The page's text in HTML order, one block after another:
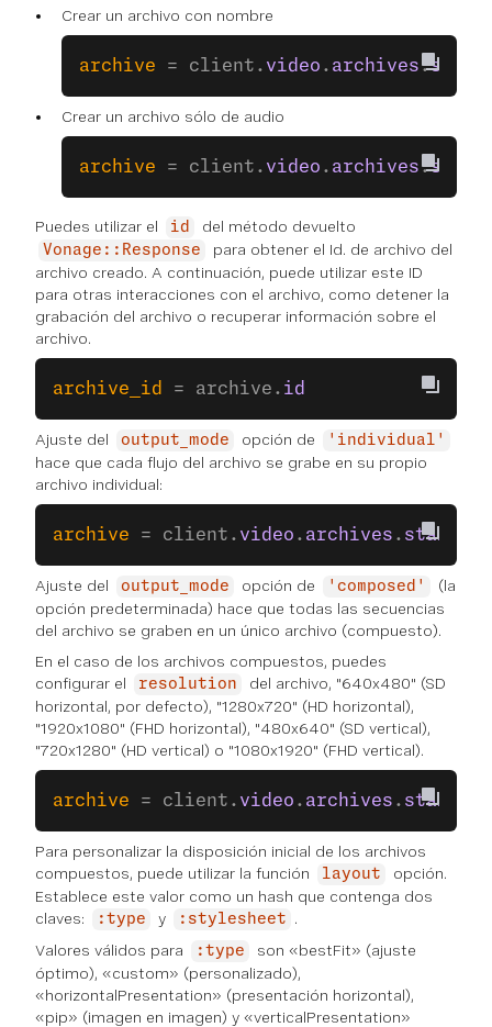
Crear un archivo con nombre
archive = client. video . archives.start
Crear un archivo sólo de audio
archive = client. video . archives.start
Puedes utilizar el id del método devuelto
Vonage::Response
para obtener el Id. de archivo del
archivo creado. A continuación, puede utilizar este ID
para otras interacciones con el archivo, como detener la
grabación del archivo o recuperar información sobre el
archivo.
archive_id = archive. id
Ajuste del output_mode opción de 'individual'
hace que cada flujo del archivo se grabe en su propio
archivo individual:
archive = client. video . archives . start
Ajuste del output_mode opción de 'composed'
(la
opción predeterminada) hace que todas las secuencias
del archivo se graben en un único archivo (compuesto).
En el caso de los archivos compuestos, puedes
configurar el
resolution
del archivo, "640x480" (SD
horizontal, por defecto), "1280x720" (HD horizontal),
"1920x1080" (FHD horizontal), "480x640" (SD vertical),
"720x1280" (HD vertical) o "1080x1920" (FHD vertical).
archive = client. video . archives . start
Para personalizar la disposición inicial de los archivos
compuestos, puede utilizar la función
layout
opción.
Establece este valor como un hash que contenga dos
claves:
:type y :stylesheet
.
Valores válidos para
:type
son «bestFit» (ajuste
óptimo), «custom» (personalizado),
«horizontalPresentation» (presentación horizontal),
«pip» (imagen en imagen) y «verticalPresentation»